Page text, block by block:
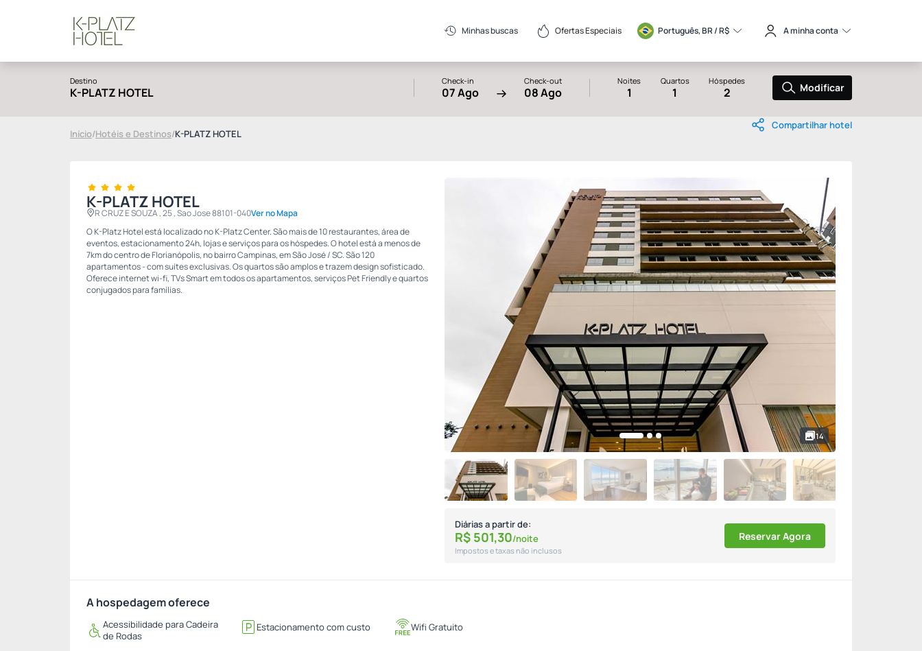
Minhas buscas Ofertas Especiais Português, BR / R$ A minha conta
Destino
K-PLATZ HOTEL
Check-in
07 Ago
Check-out
08 Ago
Noites
1
Quartos
1
Hóspedes
2 Modificar
Início/Hotéis e Destinos/K-PLATZ HOTEL
Compartilhar hotel
K-PLATZ HOTEL
R CRUZ E SOUZA , 25 , Sao Jose 88101-040Ver no Mapa
O K-Platz Hotel está localizado no K-Platz Center. São mais de 10 restaurantes, área de
eventos, estacionamento 24h, lojas e serviços para os hóspedes. O hotel está a menos de
7km do centro de Florianópolis, no bairro Campinas, em São José / SC. São 120
apartamentos - com suítes exclusivas. Os quartos são amplos e trazem design sofisticado.
Oferece internet wi-fi, TVs Smart em todos os apartamentos, serviços Pet Friendly e quartos
conjugados para famílias.
14
Diárias a partir de:
R$ 501,30/noite
Impostos e taxas não inclusos
Reservar Agora
A hospedagem oferece
Acessibilidade para Cadeira
de Rodas
Estacionamento com custo Wifi Gratuito